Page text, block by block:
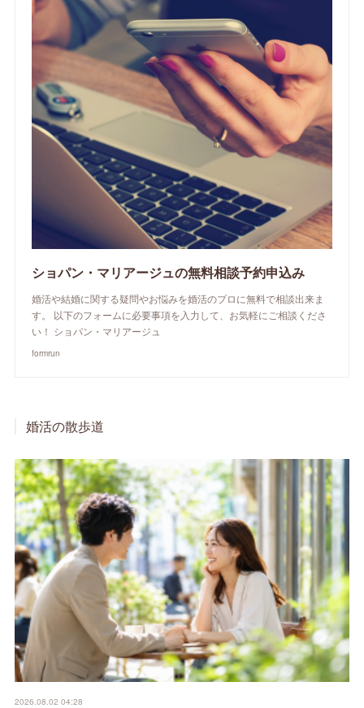
ショパン・マリアージュの無料相談予約申込み
婚活や結婚に関する疑問やお悩みを婚活のプロに無料で相談出来ま
す。 以下のフォームに必要事項を入力して、お気軽にご相談くださ
い！ ショパン・マリアージュ
formrun
婚活の散歩道
2026.08.02 04:28